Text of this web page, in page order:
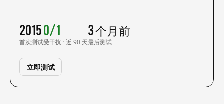
2015
首次测试
0/1
受干扰 · 近 90 天
3 个月前
最后测试
立即测试